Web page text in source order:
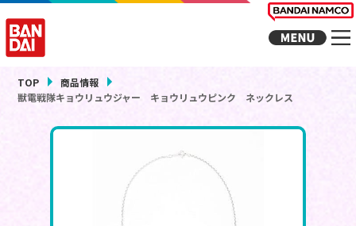
TOP
商品情報
獣電戦隊キョウリュウジャー キョウリュウピンク ネックレス